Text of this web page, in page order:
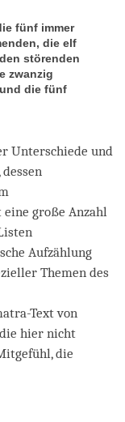
fünf immer
die elf
störenden
zwanzig
die fünf
Unterschiede und
große Anzahl
Aufzählung
Themen des
Text von
die hier nicht
die